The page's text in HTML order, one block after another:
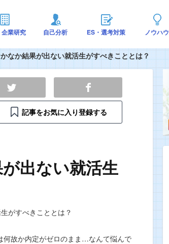
業研究 自己分析 ES・選考対策 ノウハウ
なか結果が出ない就活生がすべきこととは？
記事をお気に入り登録する
出ない就活生
何故か内定がゼロのまま…なんて悩んで